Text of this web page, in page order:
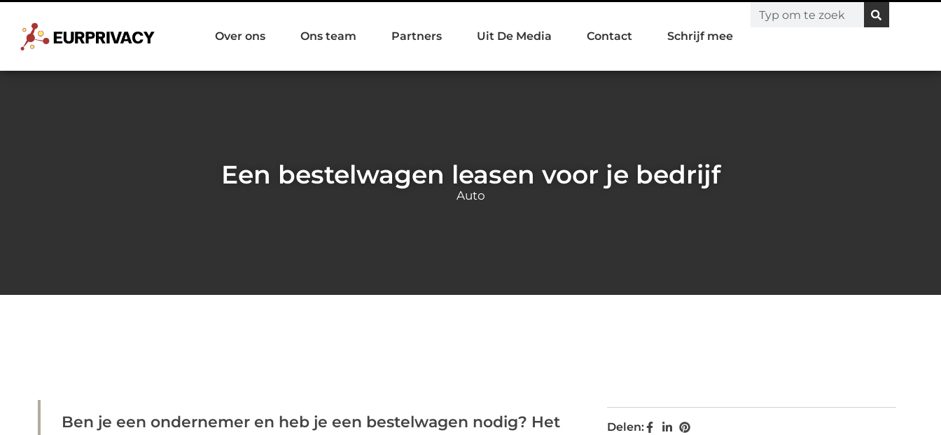
Over ons Ons team Partners Uit De Media Contact Schrijf mee
Een bestelwagen leasen voor je bedrijf
Auto
Ben je een ondernemer en heb je een bestelwagen nodig? Het
Delen: